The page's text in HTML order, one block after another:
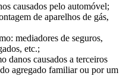
causados pelo automóvel;
de aparelhos de gás,
mediadores de seguros,
etc.;
danos causados a terceiros
agregado familiar ou por um